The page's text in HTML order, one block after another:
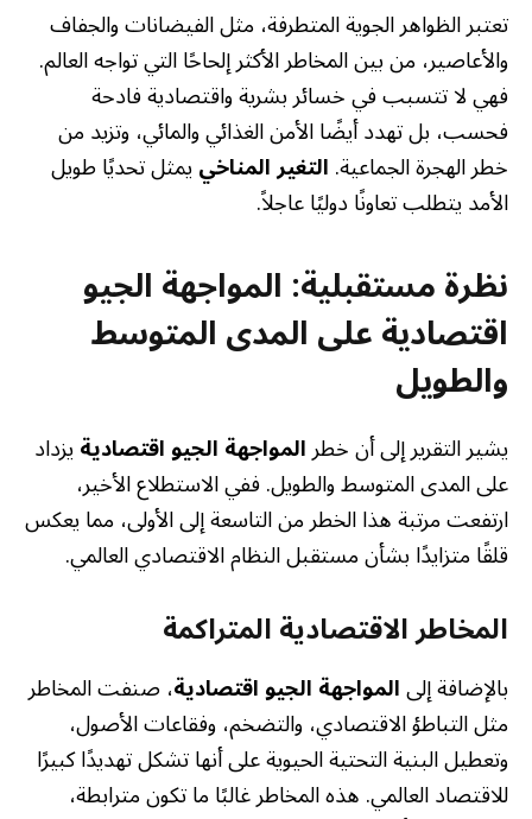
تعتبر الظواهر الجوية المتطرفة، مثل الفيضانات والجفاف
والأعاصير، من بين المخاطر الأكثر إلحاحًا التي تواجه العالم.
فهي لا تتسبب في خسائر بشرية واقتصادية فادحة
فحسب، بل تهدد أيضًا الأمن الغذائي والمائي، وتزيد من
خطر الهجرة الجماعية.التغير المناخييمثل تحديًا طويل
الأمد يتطلب تعاونًا دوليًا عاجلاً.
نظرة مستقبلية: المواجهة الجيو
اقتصادية على المدى المتوسط
والطويل
يشير التقرير إلى أن خطرالمواجهة الجيو اقتصاديةيزداد
على المدى المتوسط والطويل. ففي الاستطلاع الأخير،
ارتفعت مرتبة هذا الخطر من التاسعة إلى الأولى، مما يعكس
قلقًا متزايدًا بشأن مستقبل النظام الاقتصادي العالمي.
المخاطر الاقتصادية المتراكمة
بالإضافة إلىالمواجهة الجيو اقتصادية، صنفت المخاطر
مثل التباطؤ الاقتصادي، والتضخم، وفقاعات الأصول،
وتعطيل البنية التحتية الحيوية على أنها تشكل تهديدًا كبيرًا
للاقتصاد العالمي. هذه المخاطر غالبًا ما تكون مترابطة،